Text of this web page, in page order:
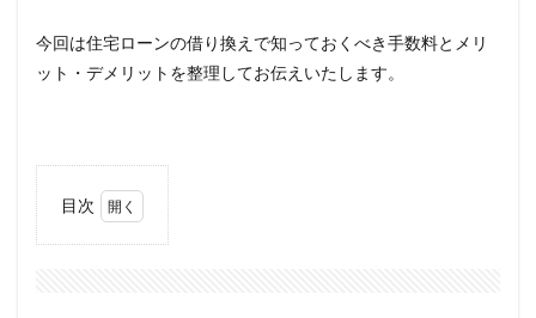
今回は住宅ローンの借り換えで知っておくべき手数料とメリ
ット・デメリットを整理してお伝えいたします。
目次